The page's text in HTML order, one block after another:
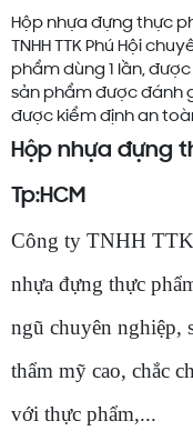
Hộp nhựa đựng thực
TNHH TTK Phú Hội
phẩm dùng 1 lần,
sản phẩm được đánh
được kiểm định an
Hộp nhựa đựng
Tp:HCM
Công ty TNHH TTK
nhựa đựng thực
ngũ chuyên nghiệp,
thẩm mỹ cao, chắc
với thực phẩm,...